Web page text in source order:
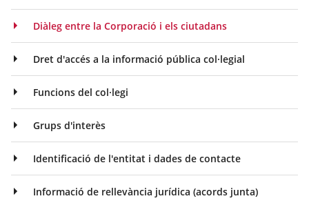
Diàleg entre la Corporació i els ciutadans
Dret d'accés a la informació pública col·legial
Funcions del col·legi
Grups d'interès
Identificació de l'entitat i dades de contacte
Informació de rellevància jurídica (acords junta)